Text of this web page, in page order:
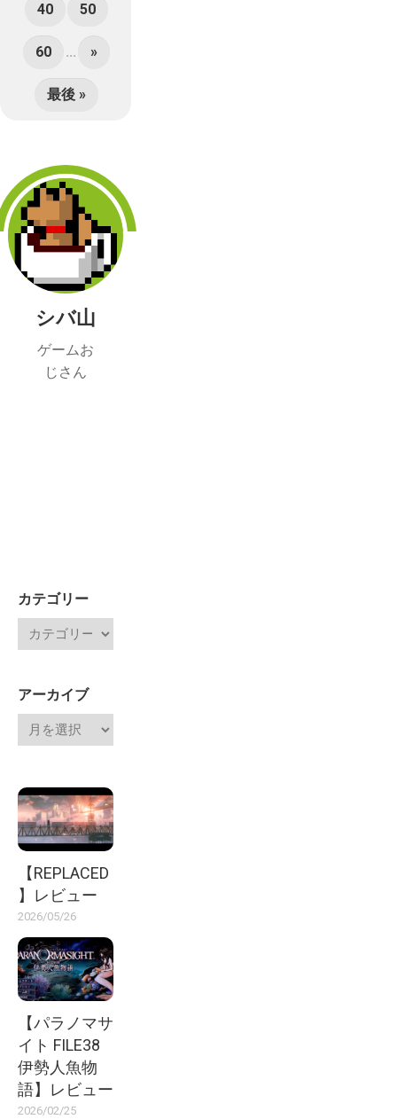
40 50
60 ... »
最後 »
シバ山
ゲームお
じさん
カテゴリー
アーカイブ
【REPLACED
】レビュー
2026/05/26
【パラノマサ
イト FILE38
伊勢人魚物
語】レビュー
2026/02/25